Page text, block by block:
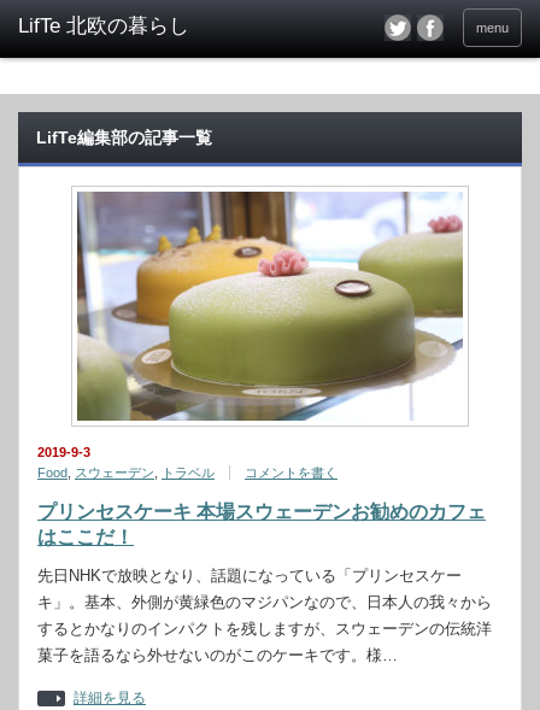
menu
LifTe編集部の記事一覧
2019-9-3
Food スウェーデン トラベル コメントを書く
プリンセスケーキ 本場スウェーデンお勧めのカフェ
はここだ！
先日NHKで放映となり、話題になっている「プリンセスケー
キ」。基本、外側が黄緑色のマジパンなので、日本人の我々から
するとかなりのインパクトを残しますが、スウェーデンの伝統洋
菓子を語るなら外せないのがこのケーキです。様…
詳細を見る